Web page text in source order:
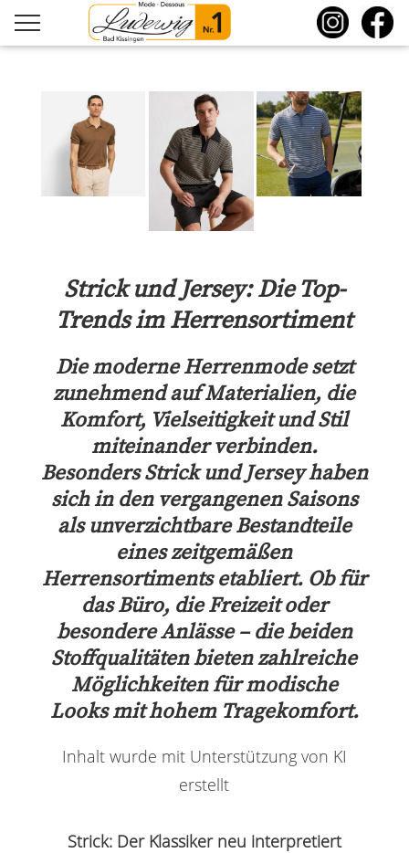
Strick und Jersey: Die Top-
Trends im Herrensortiment
Die moderne Herrenmode setzt
zunehmend auf Materialien, die
Komfort, Vielseitigkeit und Stil
miteinander verbinden.
Besonders Strick und Jersey haben
sich in den vergangenen Saisons
als unverzichtbare Bestandteile
eines zeitgemäßen
Herrensortiments etabliert. Ob für
das Büro, die Freizeit oder
besondere Anlässe – die beiden
Stoffqualitäten bieten zahlreiche
Möglichkeiten für modische
Looks mit hohem Tragekomfort.
Inhalt wurde mit Unterstützung von KI
erstellt
Strick: Der Klassiker neu interpretiert
Herrenmode
Dessous
Öffnungszeiten